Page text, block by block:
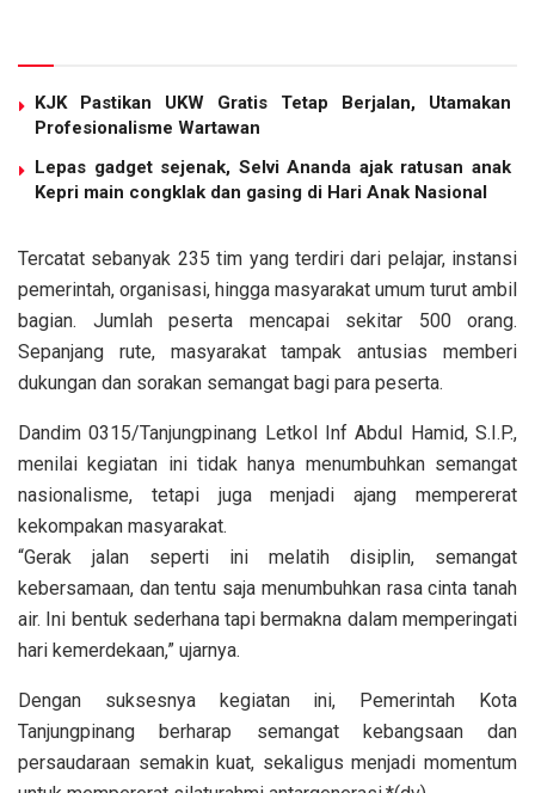
KJK Pastikan UKW Gratis Tetap Berjalan, Utamakan
Profesionalisme Wartawan
Lepas gadget sejenak, Selvi Ananda ajak ratusan anak
Kepri main congklak dan gasing di Hari Anak Nasional
Tercatat sebanyak 235 tim yang terdiri dari pelajar, instansi
pemerintah, organisasi, hingga masyarakat umum turut ambil
bagian. Jumlah peserta mencapai sekitar 500 orang.
Sepanjang rute, masyarakat tampak antusias memberi
dukungan dan sorakan semangat bagi para peserta.
Dandim 0315/Tanjungpinang Letkol Inf Abdul Hamid, S.I.P.,
menilai kegiatan ini tidak hanya menumbuhkan semangat
nasionalisme, tetapi juga menjadi ajang mempererat
kekompakan masyarakat.
“Gerak jalan seperti ini melatih disiplin, semangat
kebersamaan, dan tentu saja menumbuhkan rasa cinta tanah
air. Ini bentuk sederhana tapi bermakna dalam memperingati
hari kemerdekaan,” ujarnya.
Dengan suksesnya kegiatan ini, Pemerintah Kota
Tanjungpinang berharap semangat kebangsaan dan
persaudaraan semakin kuat, sekaligus menjadi momentum